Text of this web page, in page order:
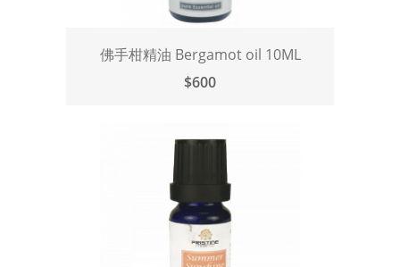
佛手柑精油 Bergamot oil 10ML
$600